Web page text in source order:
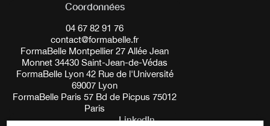
LinkedIn
Coordonnées
04 67 82 91 76
contact@formabelle.fr
FormaBelle Montpellier 27 Allée Jean
Monnet 34430 Saint-Jean-de-Védas
FormaBelle Lyon 42 Rue de l'Université
69007 Lyon
FormaBelle Paris 57 Bd de Picpus 75012
Paris